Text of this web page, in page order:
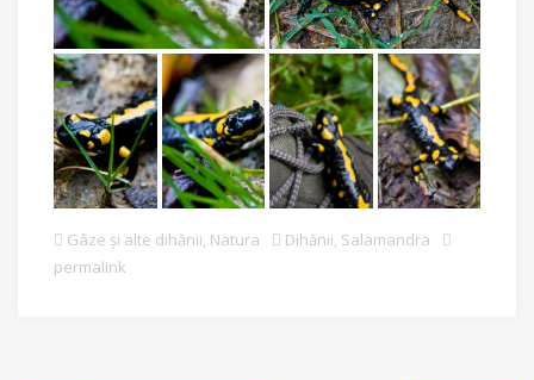
Gâze și alte dihănii, Natura Dihănii, Salamandra
permalink